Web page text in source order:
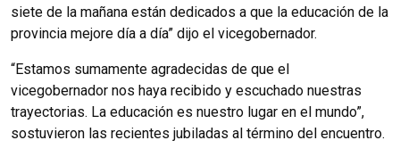
siete de la mañana están dedicados a que la educación de la
provincia mejore día a día” dijo el vicegobernador.
“Estamos sumamente agradecidas de que el
vicegobernador nos haya recibido y escuchado nuestras
trayectorias. La educación es nuestro lugar en el mundo”,
sostuvieron las recientes jubiladas al término del encuentro.